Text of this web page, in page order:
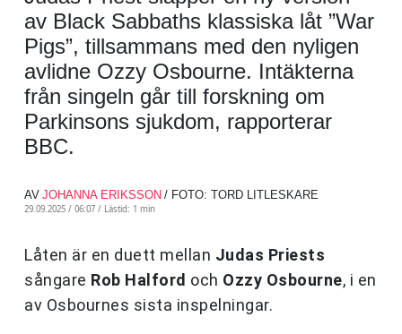
av Black Sabbaths klassiska låt ”War
Pigs”, tillsammans med den nyligen
avlidne Ozzy Osbourne. Intäkterna
från singeln går till forskning om
Parkinsons sjukdom, rapporterar
BBC.
AV JOHANNA ERIKSSON / FOTO: TORD LITLESKARE
29.09.2025 / 06:07 / Lästid: 1 min
Låten är en duett mellan Judas Priests
sångare Rob Halford och Ozzy Osbourne, i en
av Osbournes sista inspelningar.